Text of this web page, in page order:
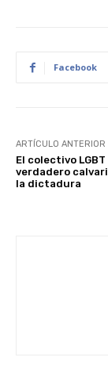
Facebook
ARTÍCULO ANTERIOR
El colectivo
verdadero
la dictadura